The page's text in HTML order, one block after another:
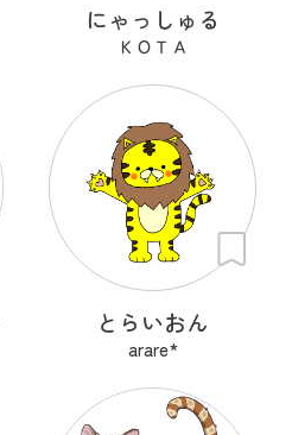
にゃっしゅる
ＫＯＴＡ
とらいおん
arare*